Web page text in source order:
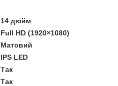
14 дюйм
Full HD (1920×1080)
Матовий
IPS LED
Так
Так